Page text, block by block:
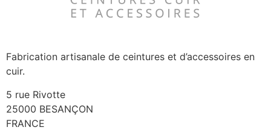
Fabrication artisanale de ceintures et d’accessoires en
cuir.
5 rue Rivotte
25000 BESANÇON
FRANCE